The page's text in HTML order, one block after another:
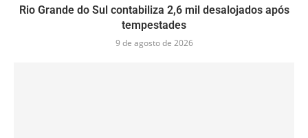
Rio Grande do Sul contabiliza 2,6 mil desalojados após
tempestades
9 de agosto de 2026